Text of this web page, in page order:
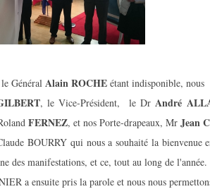
Général Alain ROCHE étant indisponible, nous
, le Vice-Président, le DrAndré
FERNEZ, et nos Porte-drapeaux, Mr Jean
BOURRY qui nous a souhaité la
des manifestations, et ce, tout au long de l'année.
a ensuite pris la parole et nous nous